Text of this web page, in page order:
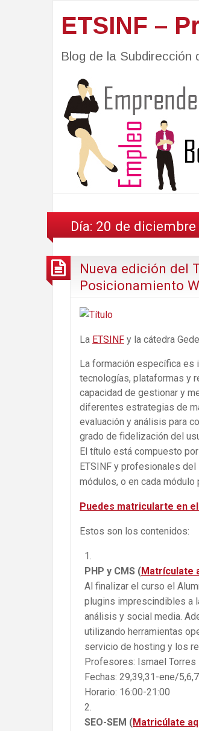
ETSINF –
Blog de la
Día: 20 de diciembre
Nueva edición del
Posicionamiento
La ETSINF y la cátedra
La formación específica es
tecnologías, plataformas y
capacidad de gestionar y
diferentes estrategias de
evaluación y análisis para
grado de fidelización del
El título está compuesto
ETSINF y profesionales
módulos, o en cada módulo
Puedes matricularte en
Estos son los contenidos:
PHP y CMS (Matrículate
Al finalizar el curso el
plugins imprescindibles a
análisis y social media.
utilizando herramientas
servicio de hosting y los
Profesores: Ismael Torres
Fechas: 29,39,31-ene/
Horario: 16:00-21:00
SEO-SEM (Matricúlate